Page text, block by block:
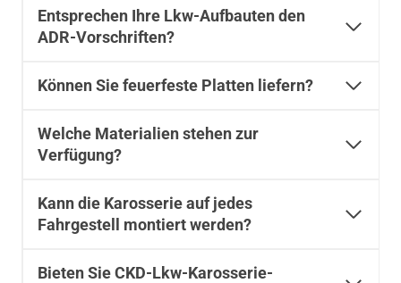
Entsprechen Ihre Lkw-Aufbauten den
ADR-Vorschriften?
Können Sie feuerfeste Platten liefern?
Welche Materialien stehen zur
Verfügung?
Kann die Karosserie auf jedes
Fahrgestell montiert werden?
Bieten Sie CKD-Lkw-Karosserie-